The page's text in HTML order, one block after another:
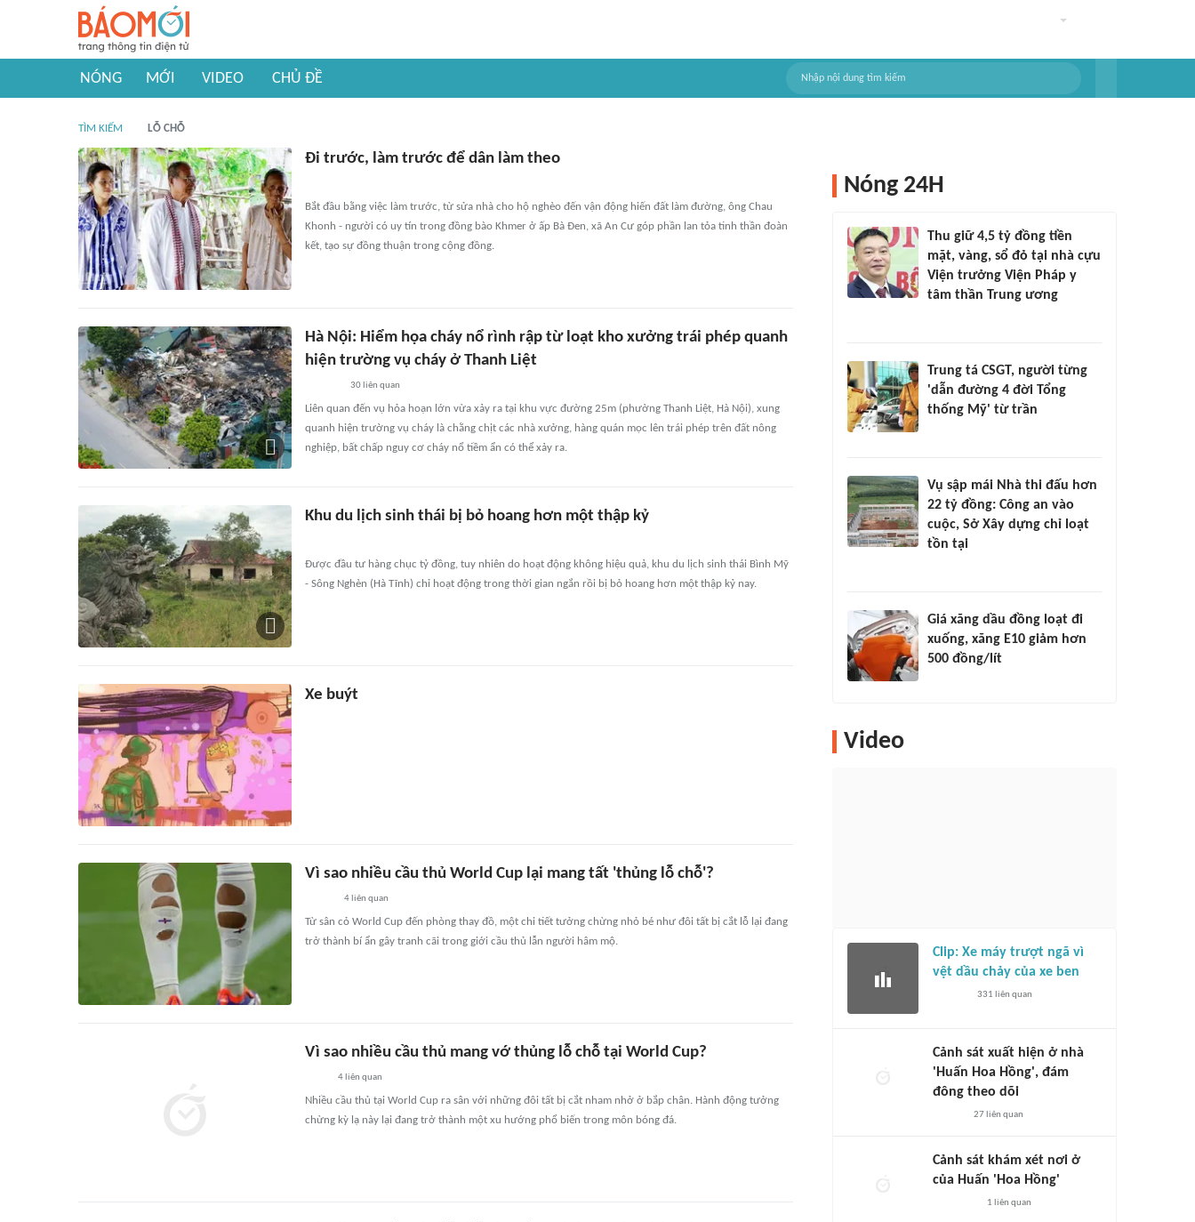
NÓNG MỚI VIDEO CHỦ ĐỀ
TÌM KIẾM LỖ CHỖ
Đi trước, làm trước để dân làm theo
Bắt đầu bằng việc làm trước, từ sửa nhà cho hộ nghèo đến vận động hiến đất làm đường, ông Chau
Khonh - người có uy tín trong đồng bào Khmer ở ấp Bà Đen, xã An Cư góp phần lan tỏa tinh thần đoàn
kết, tạo sự đồng thuận trong cộng đồng.
Hà Nội: Hiểm họa cháy nổ rình rập từ loạt kho xưởng trái phép quanh
hiện trường vụ cháy ở Thanh Liệt
30 liên quan
Liên quan đến vụ hỏa hoạn lớn vừa xảy ra tại khu vực đường 25m (phường Thanh Liệt, Hà Nội), xung
quanh hiện trường vụ cháy là chằng chịt các nhà xưởng, hàng quán mọc lên trái phép trên đất nông
nghiệp, bất chấp nguy cơ cháy nổ tiềm ẩn có thể xảy ra.
Khu du lịch sinh thái bị bỏ hoang hơn một thập kỷ
Được đầu tư hàng chục tỷ đồng, tuy nhiên do hoạt động không hiệu quả, khu du lịch sinh thái Bình Mỹ
- Sông Nghèn (Hà Tĩnh) chỉ hoạt động trong thời gian ngắn rồi bị bỏ hoang hơn một thập kỷ nay.
Xe buýt
Vì sao nhiều cầu thủ World Cup lại mang tất 'thủng lỗ chỗ'?
4 liên quan
Từ sân cỏ World Cup đến phòng thay đồ, một chi tiết tưởng chừng nhỏ bé như đôi tất bị cắt lỗ lại đang
trở thành bí ẩn gây tranh cãi trong giới cầu thủ lẫn người hâm mộ.
Vì sao nhiều cầu thủ mang vớ thủng lỗ chỗ tại World Cup?
4liên quan
Nhiều cầu thủ tại World Cup ra sân với những đôi tất bị cắt nham nhở ở bắp chân. Hành động tưởng
chừng kỳ lạ này lại đang trở thành một xu hướng phổ biến trong môn bóng đá.
Nóng 24H
Thu giữ 4,5 tỷ đồng tiền
mặt, vàng, sổ đỏ tại nhà cựu
Viện trưởng Viện Pháp y
tâm thần Trung ương
Trung tá CSGT, người từng
'dẫn đường 4 đời Tổng
thống Mỹ' từ trần
Vụ sập mái Nhà thi đấu hơn
22 tỷ đồng: Công an vào
cuộc, Sở Xây dựng chỉ loạt
tồn tại
Giá xăng dầu đồng loạt đi
xuống, xăng E10 giảm hơn
500 đồng/lít
Video
Clip: Xe máy trượt ngã vì
vệt dầu chảy của xe ben
331 liên quan
Cảnh sát xuất hiện ở nhà
'Huấn Hoa Hồng', đám
đông theo dõi
27liên quan
Cảnh sát khám xét nơi ở
của Huấn 'Hoa Hồng'
1 liên quan